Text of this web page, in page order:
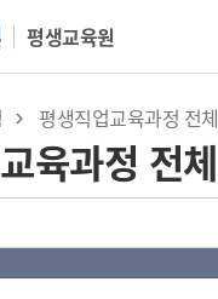
평생교육원
평생직업교육과정 전체
육과정 전체